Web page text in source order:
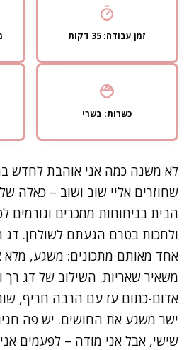
זמן עבודה: 35 דקות
כשרות: בשרי
לא משנה כמה אני אוהבת לחדש
שחוזרים אליי שוב ושוב – כאלה
הבית בניחוחות ממכרים וגורמים
ולחכות בטרם הגעתם לשולחן. דג
אחד מאותם מתכונים: משגע, מלא
משאיר שאריות. השילוב של דג רך
אדום-כתום עז עם הרבה חריף,
ישר משגע את החושים. יש פה
שישי, אבל אני מודה – לפעמים